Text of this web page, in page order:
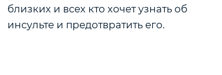
близких и всех кто хочет узнать об
инсульте и предотвратить его.